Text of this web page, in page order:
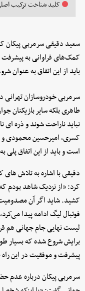
کلید شناخت ترکیب اصلی
سعید دقیقی سرمربی پیکان
کمک‌های فراوانی به
باید از این اتفاق به عنوان
سرمربی خودروسازان تهرانی
طاهری بلکه سایر بازیکنان
نباید ناراحت شوند و ذره ای
کسری، امیرحسین محمودی و ...
است و باید از این اتفاق
دقیقی با اشاره به تلاش
کرد: «از نزدیک شاهد
کشید. شاید اگر آن
فوتبال لیگ ادامه پیدا
لیست نهایی جام جهانی هم
برایش شروع شده که بسیار
پیشرفت و موفقیت در این راه
سرمربی پیکان درباره عدم